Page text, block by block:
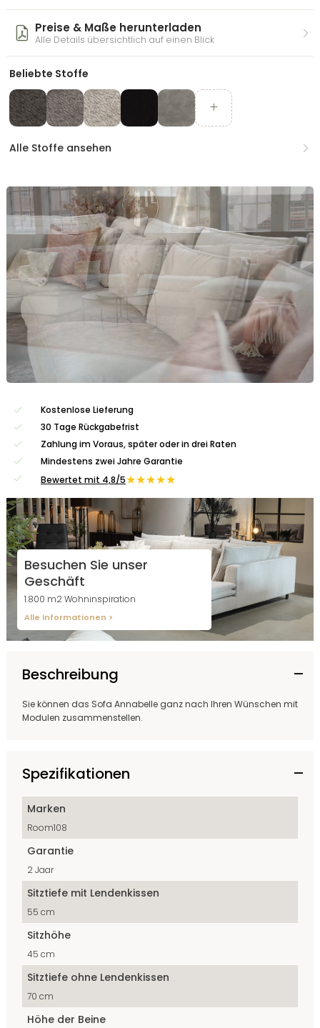
Preise & Maße herunterladen
Alle Details übersichtlich auf einen Blick
Beliebte Stoffe
Alle Stoffe ansehen
Kostenlose Lieferung
30 Tage Rückgabefrist
Zahlung im Voraus, später oder in drei Raten
Mindestens zwei Jahre Garantie
Bewertet mit 4,8/5★★★★★
Besuchen Sie unser
Geschäft
1.800 m2 Wohninspiration
Alle Informationen >
Beschreibung
Sie können das Sofa Annabelle ganz nach Ihren Wünschen mit
Modulen zusammenstellen.
Spezifikationen
Marken
Room108
Garantie
2 Jaar
Sitztiefe mit Lendenkissen
55 cm
Sitzhöhe
45 cm
Sitztiefe ohne Lendenkissen
70 cm
Höhe der Beine